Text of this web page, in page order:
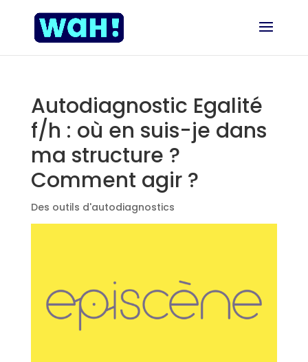
Autodiagnostic Egalité
f/h : où en suis-je dans
ma structure ?
Comment agir ?
Des outils d'autodiagnostics